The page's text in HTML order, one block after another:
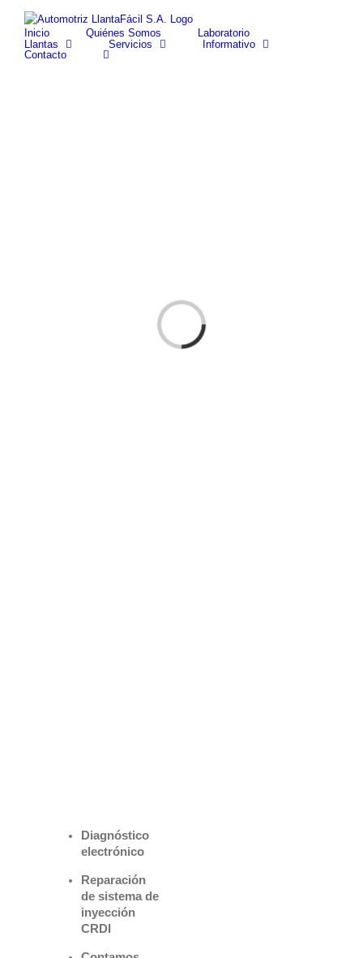
content
facebook
youtube
Inicio
Quiénes Somos
Laboratorio
Llantas
Servicios
Informativo
Contacto
Cargando...
Diagnóstico
electrónico
Reparación
de sistema de
inyección
CRDI